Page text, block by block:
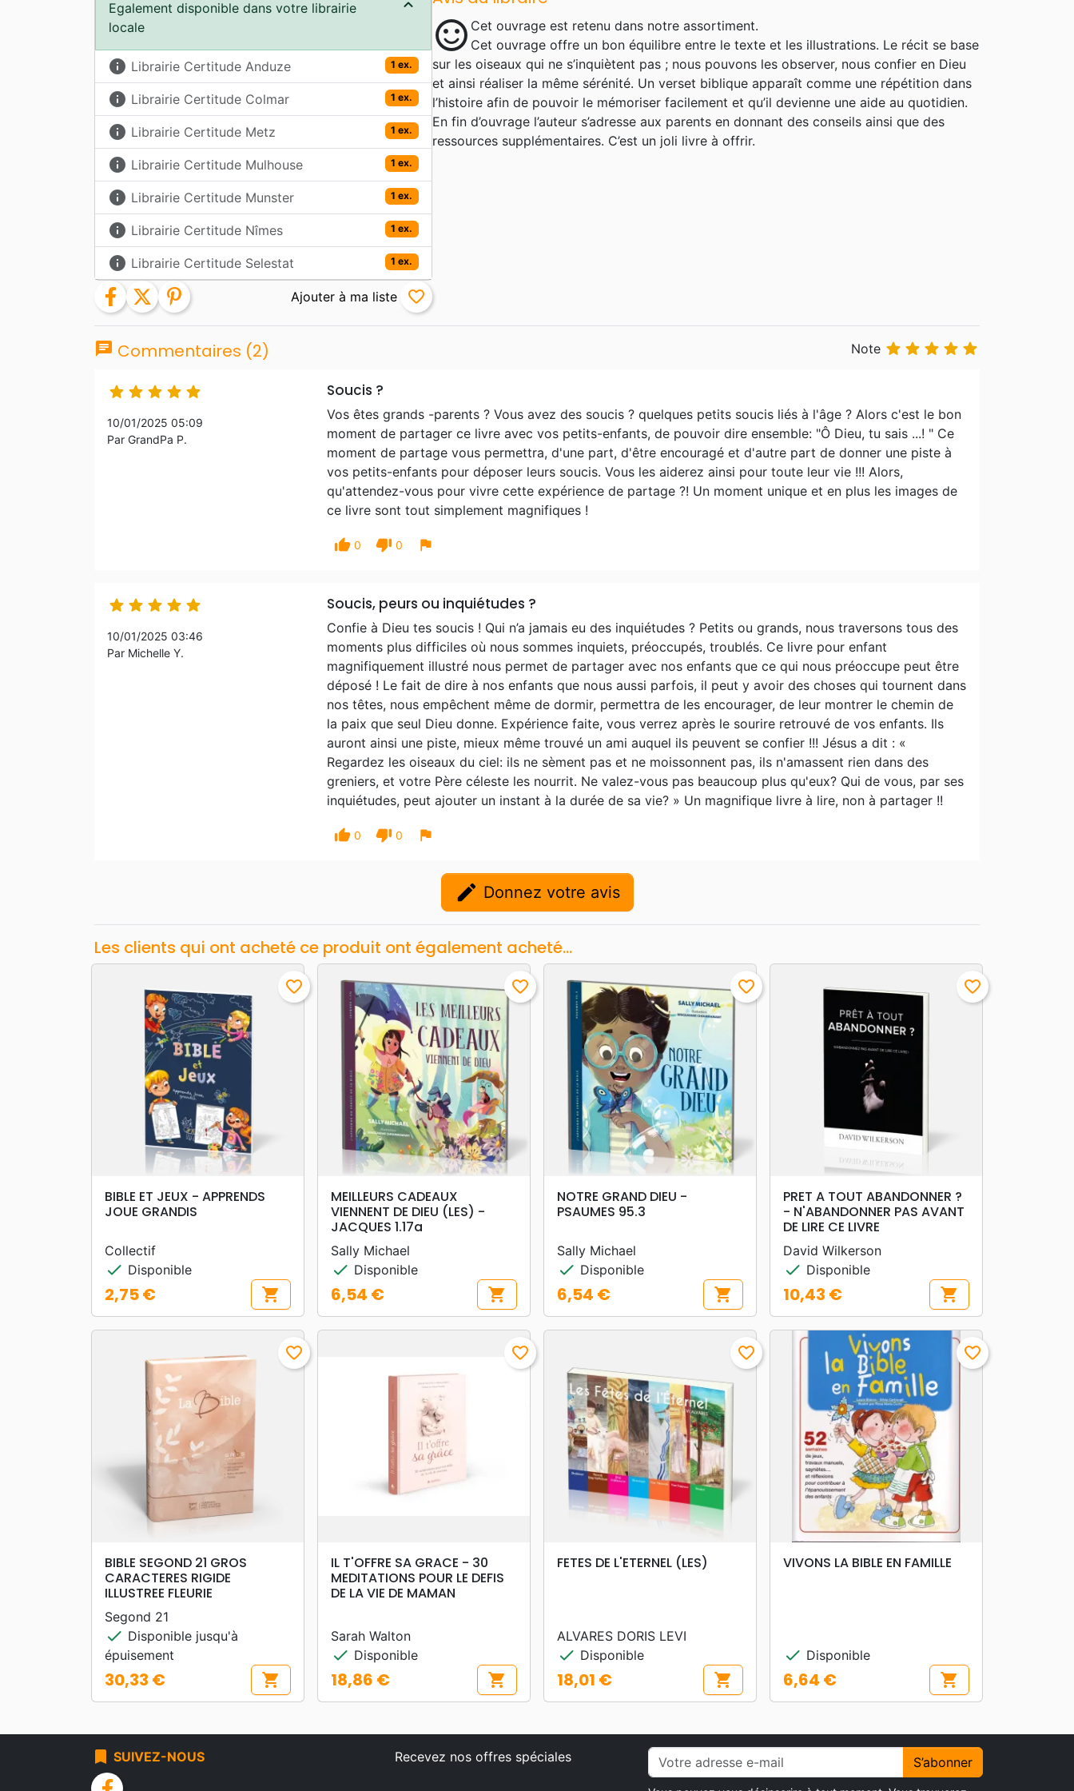
sentiment_satisfied Cet ouvrage est retenu dans notre assortiment.
Cet ouvrage offre un bon équilibre entre le texte et les illustrations. Le récit se base
sur les oiseaux qui ne s’inquiètent pas ; nous pouvons les observer, nous confier en Dieu
et ainsi réaliser la même sérénité. Un verset biblique apparaît comme une répétition dans
l’histoire afin de pouvoir le mémoriser facilement et qu’il devienne une aide au quotidien.
En fin d’ouvrage l’auteur s’adresse aux parents en donnant des conseils ainsi que des
ressources supplémentaires. C’est un joli livre à offrir.
Egalement disponible dans votre librairie
locale
1 ex.
info Librairie Certitude Anduze
1 ex.
info Librairie Certitude Colmar
1 ex.
info Librairie Certitude Metz
1 ex.
info Librairie Certitude Mulhouse
1 ex.
info Librairie Certitude Munster
1 ex.
info Librairie Certitude Nîmes
1 ex.
info Librairie Certitude Selestat
facebook twitter pinterest favorite_border
chat Commentaires (2) Note     
    
10/01/2025 05:09
Par GrandPa P.
Soucis ?
Vos êtes grands -parents ? Vous avez des soucis ? quelques petits soucis liés à l'âge ? Alors c'est le bon
moment de partager ce livre avec vos petits-enfants, de pouvoir dire ensemble: "Ô Dieu, tu sais ...! " Ce
moment de partage vous permettra, d'une part, d'être encouragé et d'autre part de donner une piste à
vos petits-enfants pour déposer leurs soucis. Vous les aiderez ainsi pour toute leur vie !!! Alors,
qu'attendez-vous pour vivre cette expérience de partage ?! Un moment unique et en plus les images de
ce livre sont tout simplement magnifiques !
thumb_up 0 thumb_down 0 flag
    
10/01/2025 03:46
Par Michelle Y.
Soucis, peurs ou inquiétudes ?
Confie à Dieu tes soucis ! Qui n’a jamais eu des inquiétudes ? Petits ou grands, nous traversons tous des
moments plus difficiles où nous sommes inquiets, préoccupés, troublés. Ce livre pour enfant
magnifiquement illustré nous permet de partager avec nos enfants que ce qui nous préoccupe peut être
déposé ! Le fait de dire à nos enfants que nous aussi parfois, il peut y avoir des choses qui tournent dans
nos têtes, nous empêchent même de dormir, permettra de les encourager, de leur montrer le chemin de
la paix que seul Dieu donne. Expérience faite, vous verrez après le sourire retrouvé de vos enfants. Ils
auront ainsi une piste, mieux même trouvé un ami auquel ils peuvent se confier !!! Jésus a dit : «
Regardez les oiseaux du ciel: ils ne sèment pas et ne moissonnent pas, ils n'amassent rien dans des
greniers, et votre Père céleste les nourrit. Ne valez-vous pas beaucoup plus qu'eux? Qui de vous, par ses
inquiétudes, peut ajouter un instant à la durée de sa vie? » Un magnifique livre à lire, non à partager !!
thumb_up 0 thumb_down 0 flag
edit Donnez votre avis
Les clients qui ont acheté ce produit ont également acheté...
search APERÇU RAPIDE
favorite_border
BIBLE ET JEUX - APPRENDS
JOUE GRANDIS
Collectif
check Disponible
Prix
2,75 € shopping_cart
searchAPERÇU RAPIDE
favorite_border
MEILLEURS CADEAUX
VIENNENT DE DIEU (LES) -
JACQUES 1.17a
Sally Michael
check Disponible
Prix
6,54 € shopping_cart
searchAPERÇU RAPIDE
favorite_border
NOTRE GRAND DIEU -
PSAUMES 95.3
Sally Michael
check Disponible
Prix
6,54 € shopping_cart
searchAPERÇU RAPIDE
favorite_border
PRET A TOUT ABANDONNER ?
- N'ABANDONNER PAS AVANT
DE LIRE CE LIVRE
David Wilkerson
check Disponible
Prix
10,43 € shopping_cart
searchAPERÇU RAPIDE
favorite_border
BIBLE SEGOND 21 GROS
CARACTERES RIGIDE
ILLUSTREE FLEURIE
Segond 21
check Disponible jusqu'à
épuisement
Prix
30,33 € shopping_cart
searchAPERÇU RAPIDE
favorite_border
IL T'OFFRE SA GRACE - 30
MEDITATIONS POUR LE DEFIS
DE LA VIE DE MAMAN
Sarah Walton
check Disponible
Prix
18,86 € shopping_cart
searchAPERÇU RAPIDE
favorite_border
FETES DE L'ETERNEL (LES)
ALVARES DORIS LEVI
check Disponible
Prix
18,01 € shopping_cart
search APERÇU RAPIDE
favorite_border
VIVONS LA BIBLE EN FAMILLE
check Disponible
Prix
6,64 € shopping_cart
bookmark SUIVEZ-NOUS Recevez nos offres spéciales S’abonner